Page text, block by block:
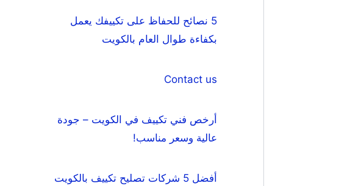
5 نصائح للحفاظ على تكييفك يعمل
بكفاءة طوال العام بالكويت
Contact us
أرخص فني تكييف في الكويت – جودة
عالية وسعر مناسب!
أفضل 5 شركات تصليح تكييف بالكويت